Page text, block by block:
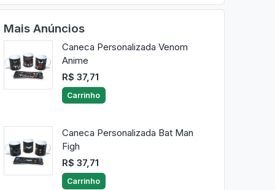
Mais Anúncios
Caneca Personalizada Venom
Anime
R$ 37,71
Carrinho
Caneca Personalizada Bat Man
Figh
R$ 37,71
Carrinho